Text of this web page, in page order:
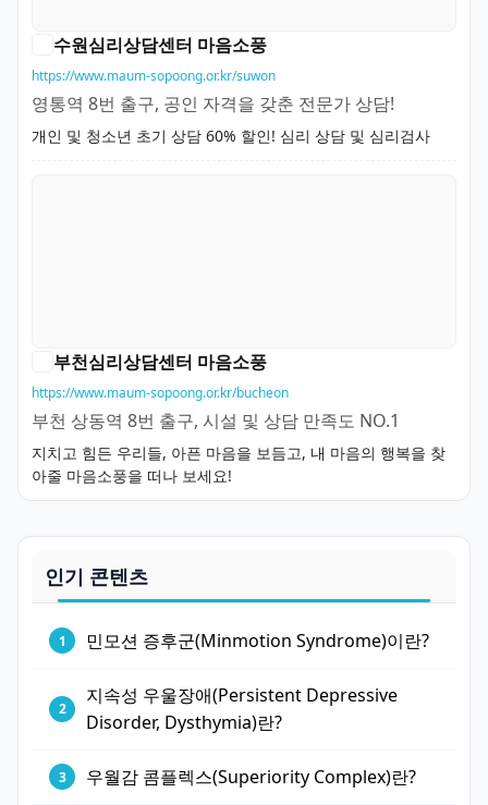
수원심리상담센터 마음소풍
https://www.maum-sopoong.or.kr/suwon
영통역 8번 출구, 공인 자격을 갖춘 전문가 상담!
개인 및 청소년 초기 상담 60% 할인! 심리 상담 및 심리검사
부천심리상담센터 마음소풍
https://www.maum-sopoong.or.kr/bucheon
부천 상동역 8번 출구, 시설 및 상담 만족도 NO.1
지치고 힘든 우리들, 아픈 마음을 보듬고, 내 마음의 행복을 찾
아줄 마음소풍을 떠나 보세요!
인기 콘텐츠
민모션 증후군(Minmotion Syndrome)이란?
지속성 우울장애(Persistent Depressive
Disorder, Dysthymia)란?
우월감 콤플렉스(Superiority Complex)란?